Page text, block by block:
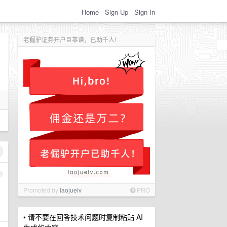
Home Sign Up Sign In
老倔驴证券开户巨靠谱，已助千人!
Promoted bylaojuelv PRO
• 请不要在回答技术问题时复制粘贴 AI